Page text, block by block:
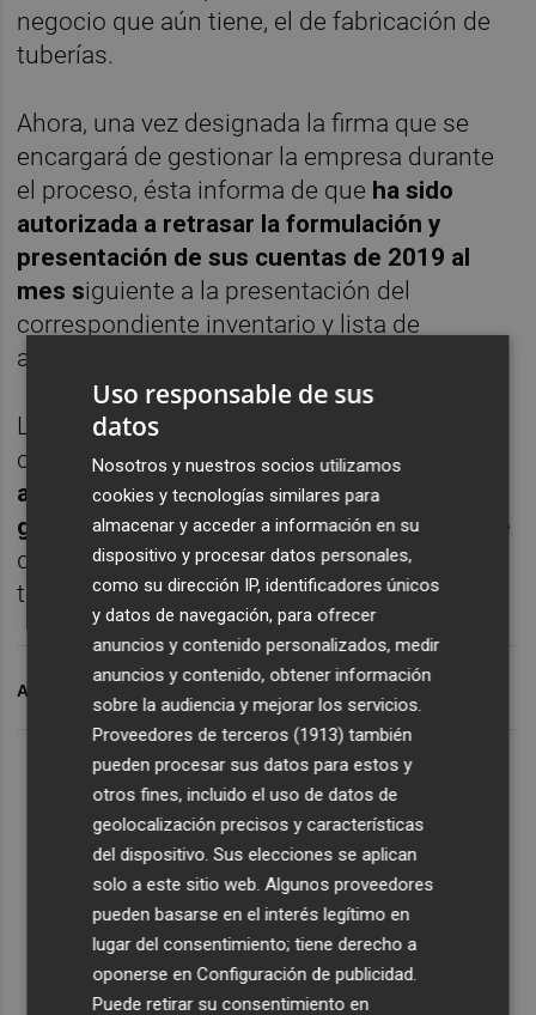
negocio que aún tiene, el de fabricación de
tuberías.
Ahora, una vez designada la firma que se
encargará de gestionar la empresa durante
el proceso, ésta informa de que ha sido
autorizada a retrasar la formulación y
presentación de sus cuentas de 2019 al
mes siguiente a la presentación del
correspondiente inventario y lista de
acreedores de la empresa.
La solicitud de concurso de acreedores que
cursó Coemac y ahora acepta el juzgado
afecta sólo a la sociedad cabecera del
grupo
y, por tanto, no a la filial en proceso de
desinversión, en cuya venta sigue
trabajando.
ARCHIVADO EN COEMAC
Uso responsable de sus
datos
Nosotros y nuestros socios utilizamos
cookies y tecnologías similares para
almacenar y acceder a información en su
dispositivo y procesar datos personales,
como su dirección IP, identificadores únicos
y datos de navegación, para ofrecer
anuncios y contenido personalizados, medir
anuncios y contenido, obtener información
sobre la audiencia y mejorar los servicios.
Proveedores de terceros (1913) también
pueden procesar sus datos para estos y
otros fines, incluido el uso de datos de
geolocalización precisos y características
del dispositivo. Sus elecciones se aplican
solo a este sitio web. Algunos proveedores
pueden basarse en el interés legítimo en
lugar del consentimiento; tiene derecho a
oponerse enConfiguración de publicidad.
Puede retirar su consentimiento en